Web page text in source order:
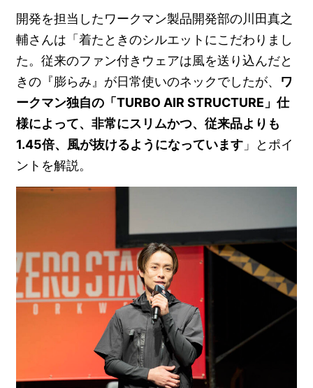
開発を担当したワークマン製品開発部の川田真之
輔さんは「着たときのシルエットにこだわりまし
た。従来のファン付きウェアは風を送り込んだと
きの『膨らみ』が日常使いのネックでしたが、 ワ
ークマン独自の「TURBO AIR STRUCTURE」仕
様によって、非常にスリムかつ、従来品よりも
1.45倍、風が抜けるようになっています 」とポイ
ントを解説。